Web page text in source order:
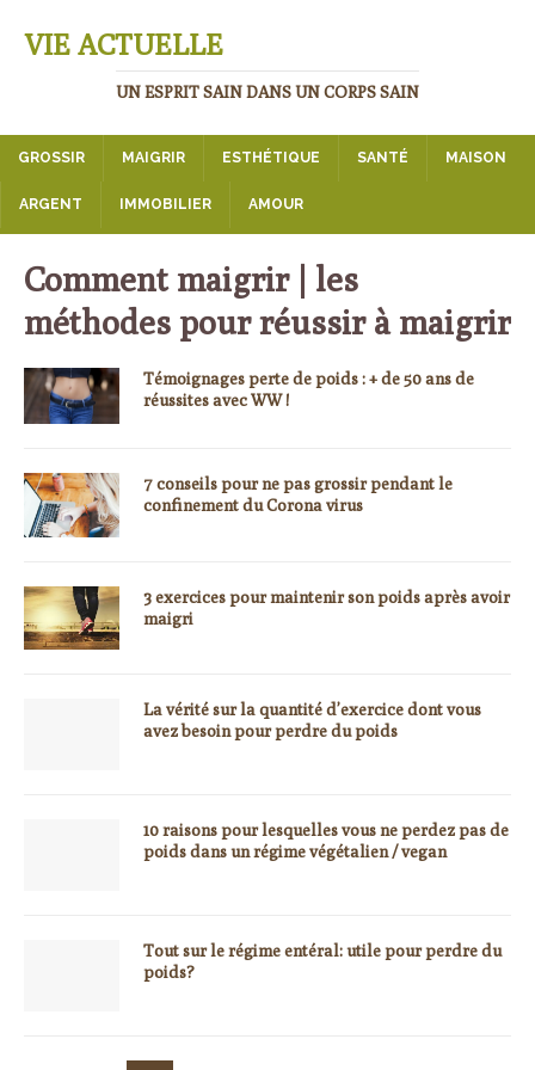
VIE ACTUELLE
UN ESPRIT SAIN DANS UN CORPS SAIN
GROSSIR MAIGRIR ESTHÉTIQUE SANTÉ MAISON
ARGENT IMMOBILIER AMOUR
Comment maigrir | les
méthodes pour réussir à maigrir
Témoignages perte de poids : + de 50 ans de
réussites avec WW !
7 conseils pour ne pas grossir pendant le
confinement du Corona virus
3 exercices pour maintenir son poids après avoir
maigri
La vérité sur la quantité d’exercice dont vous
avez besoin pour perdre du poids
10 raisons pour lesquelles vous ne perdez pas de
poids dans un régime végétalien / vegan
Tout sur le régime entéral: utile pour perdre du
poids?